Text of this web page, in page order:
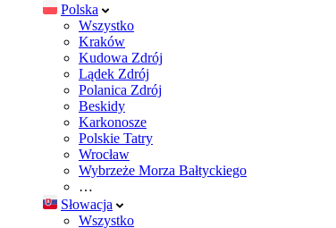
Polska
Wszystko
Kraków
Kudowa Zdrój
Lądek Zdrój
Polanica Zdrój
Beskidy
Karkonosze
Polskie Tatry
Wrocław
Wybrzeże Morza Bałtyckiego
…
Słowacja
Wszystko